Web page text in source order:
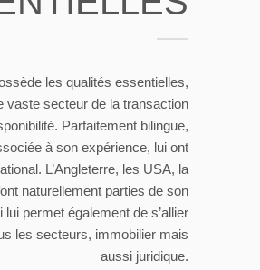
les qualités essentielles,
vaste secteur de la transaction
Parfaitement bilingue,
à son expérience, lui ont
L’Angleterre, les USA, la
naturellement parties de son
permet également de s’allier
les secteurs, immobilier mais
aussi juridique.